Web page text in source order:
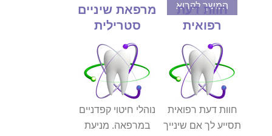
המשך לקרוא
חוות דעת
רפואית
חוות דעת רפואית
תסייע לך אם שינייך
מרפאת שיניים
סטרילית
נוהלי חיטוי קפדניים
במרפאה. מניעת